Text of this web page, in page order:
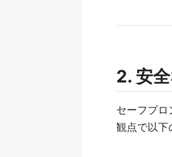
2. 安
セーフプロ
観点で以下